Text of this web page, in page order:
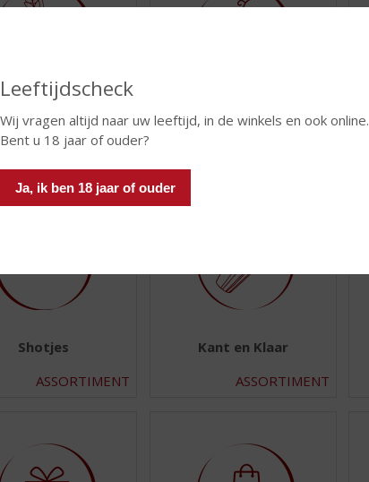
Leeftijdscheck
Wij vragen altijd naar uw leeftijd, in de winkels en ook online.
Bent u 18 jaar of ouder?
Ja, ik ben 18 jaar of ouder
Whisky
ASSORTIMENT
Bier
Shotjes
ASSORTIMENT
Kant en Klaar
ASSORTIMENT